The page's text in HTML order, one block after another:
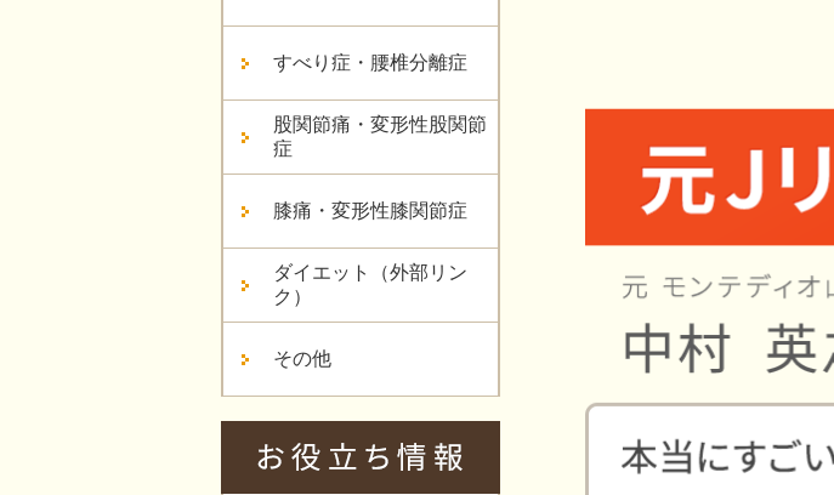
すべり症・腰椎分離症
股関節痛・変形性股関節
症
膝痛・変形性膝関節症
ダイエット（外部リン
ク）
その他